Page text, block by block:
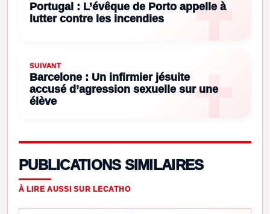
Portugal : L’évêque de Porto appelle à
lutter contre les incendies
SUIVANT
Barcelone : Un infirmier jésuite
accusé d’agression sexuelle sur une
élève
PUBLICATIONS SIMILAIRES
À LIRE AUSSI SUR LECATHO